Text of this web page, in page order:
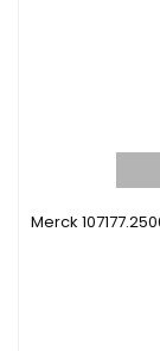
Merck